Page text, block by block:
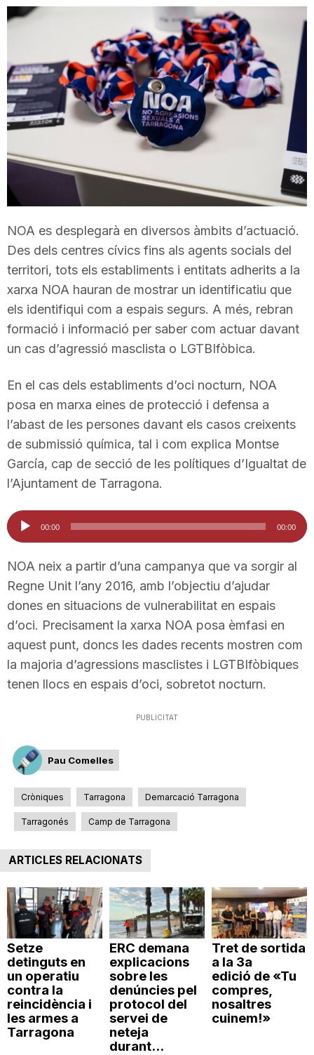
e
T
a
g
n
a
NOA es desplegarà en diversos àmbits d’actuació.
Des dels centres cívics fins als agents socials del
territori, tots els establiments i entitats adherits a la
xarxa NOA hauran de mostrar un identificatiu que
els identifiqui com a espais segurs. A més, rebran
formació i informació per saber com actuar davant
un cas d’agressió masclista o LGTBIfòbica.
En el cas dels establiments d’oci nocturn, NOA
posa en marxa eines de protecció i defensa a
l’abast de les persones davant els casos creixents
de submissió química, tal i com explica Montse
García, cap de secció de les polítiques d’Igualtat de
l’Ajuntament de Tarragona.
Reproductor
d'àudio
00:00 00:00
NOA neix a partir d’una campanya que va sorgir al
Regne Unit l’any 2016, amb l’objectiu d’ajudar
dones en situacions de vulnerabilitat en espais
d’oci. Precisament la xarxa NOA posa èmfasi en
aquest punt, doncs les dades recents mostren com
la majoria d’agressions masclistes i LGTBIfòbiques
tenen llocs en espais d’oci, sobretot nocturn.
PUBLICITAT
Pau Comelles
Cròniques Tarragona Demarcació Tarragona
Tarragonés Camp de Tarragona
ARTICLES RELACIONATS
Setze
detinguts en
un operatiu
contra la
reincidència i
les armes a
Tarragona
ERC demana
explicacions
sobre les
denúncies pel
protocol del
servei de
neteja
durant...
Tret de sortida
a la 3a
edició de «Tu
compres,
nosaltres
cuinem!»